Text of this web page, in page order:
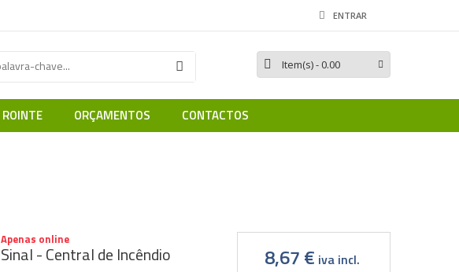
ENTRAR
Item(s)- 0.00
ROINTE ORÇAMENTOS CONTACTOS
Apenas online
Sinal - Central de Incêndio 8,67 € iva incl.